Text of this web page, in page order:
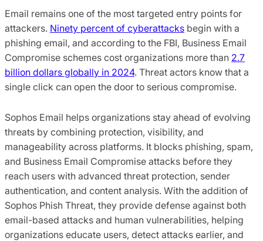
Email remains one of the most targeted entry points for
attackers. Ninety percent of cyberattacks begin with a
phishing email, and according to the FBI, Business Email
Compromise schemes cost organizations more than 2.7
billion dollars globally in 2024. Threat actors know that a
single click can open the door to serious compromise.
Sophos Email helps organizations stay ahead of evolving
threats by combining protection, visibility, and
manageability across platforms. It blocks phishing, spam,
and Business Email Compromise attacks before they
reach users with advanced threat protection, sender
authentication, and content analysis. With the addition of
Sophos Phish Threat, they provide defense against both
email-based attacks and human vulnerabilities, helping
organizations educate users, detect attacks earlier, and